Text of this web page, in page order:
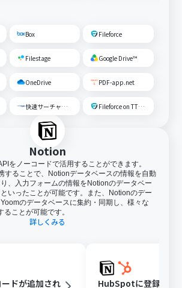
Box Fileforce
Filestage Google Drive™
OneDrive PDF-app.net
快速サーチャーGX Fileforce on TTS Cloud
Notion
をノーコードで活用することができます。
することで、Notionデータベースの情報を自動
、入力フォームの情報をNotionのデータベー
いったことが可能です。また、Notionのデー
のデータベースに集約・同期し、様々な
ことが可能です。
詳しくみる
ドが追加され
HubSpotに登録され